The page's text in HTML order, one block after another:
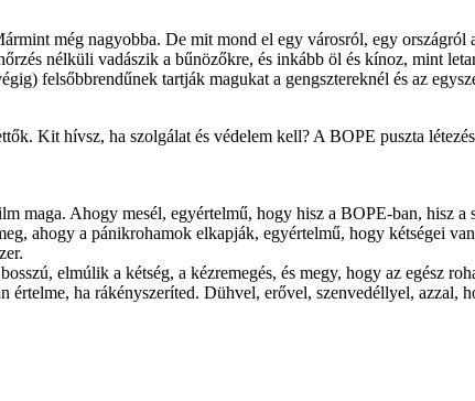
még nagyobba. De mit mond el egy városról, egy országról
nélküli vadászik a bűnözőkre, és inkább öl és kínoz, mint
felsőbbrendűnek tartják magukat a gengsztereknél és az
Kit hívsz, ha szolgálat és védelem kell? A BOPE puszta
maga. Ahogy mesél, egyértelmű, hogy hisz a BOPE-ban, hisz a
ahogy a pánikrohamok elkapják, egyértelmű, hogy kétségei
elmúlik a kétség, a kézremegés, és megy, hogy az egész
értelme, ha rákényszeríted. Dühvel, erővel, szenvedéllyel, azzal,